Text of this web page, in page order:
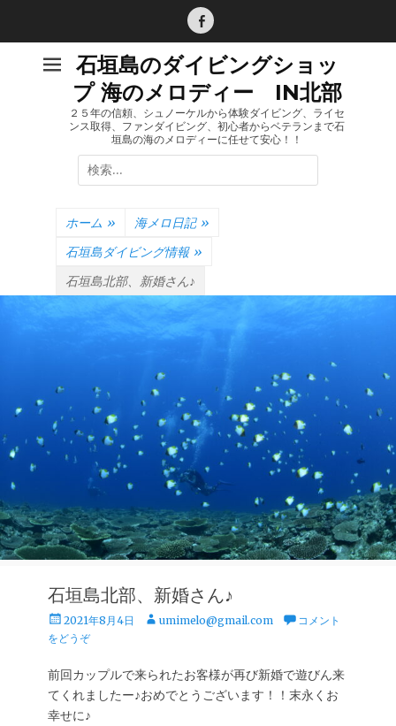
Facebook
石垣島のダイビングショッ
プ 海のメロディー IN北部
２５年の信頼、シュノーケルから体験ダイビング、ライセ
ンス取得、ファンダイビング、初心者からベテランまで石
垣島の海のメロディーに任せて安心！！
検
索:
ホーム » 海メロ日記 »
石垣島ダイビング情報 »
石垣島北部、新婚さん♪
石垣島北部、新婚さん♪
投
稿
2021年8月4日
投 umimelo@gmail.com
コメント
をどうぞ
前回カップルで来られたお客様が再び新婚で遊びん来
てくれましたー♪おめでとうございます！！末永くお
幸せに♪